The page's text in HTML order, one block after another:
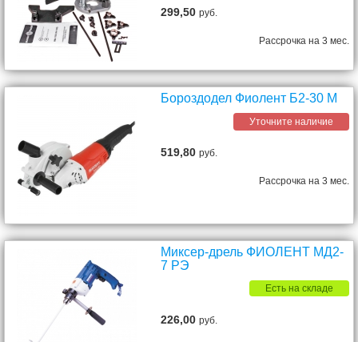
299,50руб.
Рассрочка на 3 мес.
Бороздодел Фиолент Б2-30 М
Уточните наличие
519,80руб.
Рассрочка на 3 мес.
Миксер-дрель ФИОЛЕНТ МД2-
7 РЭ
Есть на складе
226,00руб.